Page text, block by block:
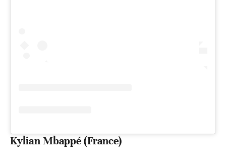
Kylian Mbappé (France)